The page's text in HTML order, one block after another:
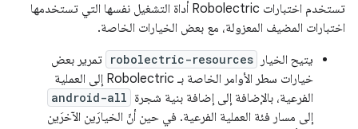
تستخدم اختبارات Robolectric أداة التشغيل نفسها التي تستخدمها
اختبارات المضيف المعزولة، مع بعض الخيارات الخاصة.
يتيح الخيار
robolectric-resources تمرير بعض
خيارات سطر الأوامر الخاصة بـ Robolectric إلى العملية
الفرعية، بالإضافة إلى إضافة بنية شجرة android-all
إلى مسار فئة العملية الفرعية. في حين أنّ الخيارَين الآخرَين